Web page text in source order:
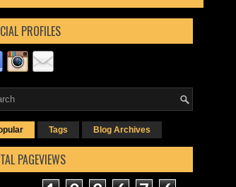
PROFILES
Tags Blog Archives
PAGEVIEWS